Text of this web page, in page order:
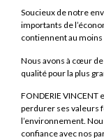
Soucieux de notre
importants de
contiennent au
Nous avons à cœur
qualité pour la plus
FONDERIE
perdurer ses valeurs
l’environnement.
confiance avec nos